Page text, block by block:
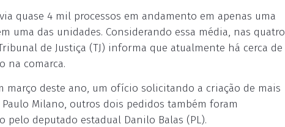
quase 4 mil processos em andamento em apenas uma
uma das unidades. Considerando essa média, nas quatro
de Justiça (TJ) informa que atualmente há cerca de
na comarca.
março deste ano, um ofício solicitando a criação de mais
Paulo Milano, outros dois pedidos também foram
pelo deputado estadual Danilo Balas (PL).